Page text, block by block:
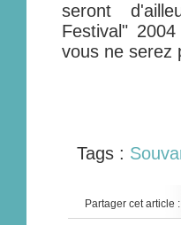
seront
Festival"
vous ne serez
Tags :
Partager cet article :